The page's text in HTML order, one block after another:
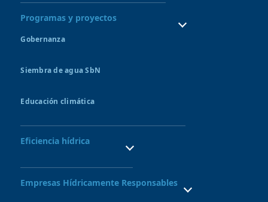
Programas y proyectos
Gobernanza
Siembra de agua SbN
Amunas
Educación climática
Formación de líderes en SbN
Semillero de Inversión Pública
Eficiencia hídrica
Proyecto Nexus
Empresas Hídricamente Responsables